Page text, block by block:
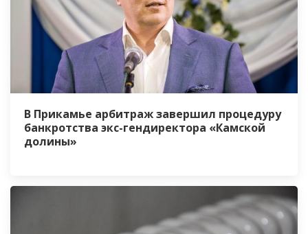
В Прикамье арбитраж завершил процедуру
банкротства экс-гендиректора «Камской
долины»